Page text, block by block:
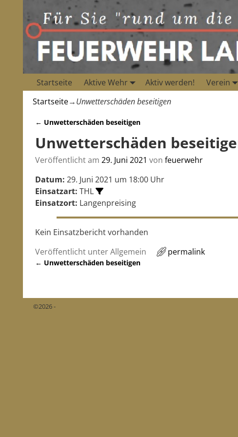
Startseite Aktive Wehr Aktiv werden! Verein
Startseite→Unwetterschäden beseitigen
← Unwetterschäden beseitigen
Unwetterschäden
Veröffentlicht am 29. Juni 2021 von feuerwehr
Datum: 29. Juni 2021 um 18:00 Uhr
Einsatzart: THL
Einsatzort: Langenpreising
Kein Einsatzbericht vorhanden
Veröffentlicht unterAllgemein permalink
← Unwetterschäden beseitigen
©2026 -